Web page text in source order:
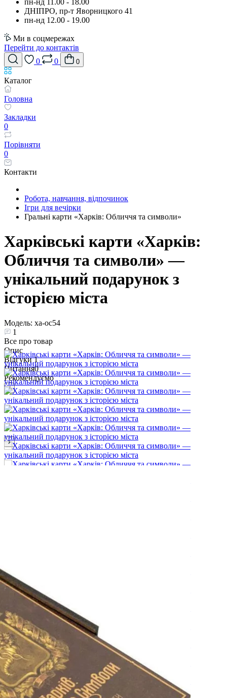
пн-нд 11.00 - 18.00
ДНІПРО, пр-т Яворницкого 41
пн-нд 12.00 - 19.00
Ми в соцмережах
Перейти до контактів
0
0 0
Каталог
Головна
Закладки
0
Порівняти
0
Контакти
Робота, навчання, відпочинок
Ігри для вечірки
Гральні карти «Харків: Обличчя та символи»
Харківські карти «Харків:
Обличчя та символи» —
унікальний подарунок з
історією міста
Модель: ха-ос54
1
Все про товар
Опис
Відгуки1
Питання0
Рекомендуємо